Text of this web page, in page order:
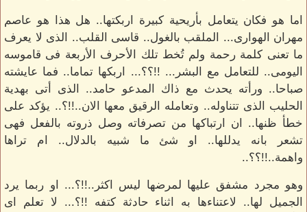
اما هو فكان يتعامل بأريحية كبيرة اربكتها.. هل هذا هو عاصم
مهران الهوارى... الملقب بالغول.. قاسى القلب.. الذى لا يعرف
ما تعنى كلمة رحمة ولم تُخط تلك الأحرف الأربعة فى قاموسه
اليومى.. للتعامل مع البشر... !!؟؟... اربكها تماما.. فما عايشته
صباحا.. ورأته يحدث مع ذاك المدعو حامد.. الذى أتى بهدية
الحليب الذى تتناوله.. وتعامله الرقيق معها الان..!!؟.. يؤكد على
خطأ ظنها.. ان ارتباكها من تصرفاته وصل ذروته بالفعل فهى
تشعر بانه يدللها.. او شئ ما شبيه بالدلال.. ام تراها
واهمة..!!؟؟..
وهو مجرد مشفق عليها لمرضها ليس اكثر..!!؟... او ربما يرد
الجميل لها.. لاعتناءها به اثناء حادثة كتفه !!؟... لا تعلم اى